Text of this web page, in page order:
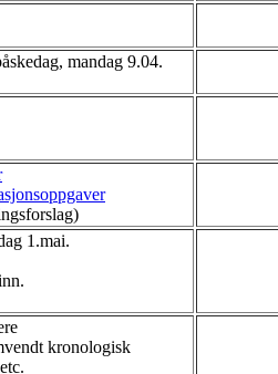
mandag 9.04.
1.mai.
kronologisk